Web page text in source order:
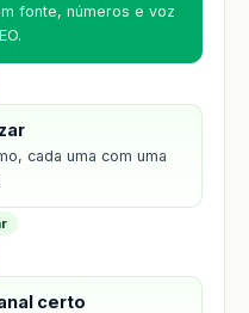
fonte, números e voz
cada uma com uma
certo